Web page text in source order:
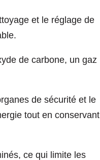
et le réglage de
de carbone, un gaz
de sécurité et le
tout en conservant
ce qui limite les